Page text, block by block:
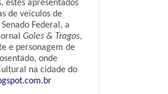
estes apresentados
de veículos de
Federal, a
Goles & Tragos,
e personagem de
onde
na cidade do